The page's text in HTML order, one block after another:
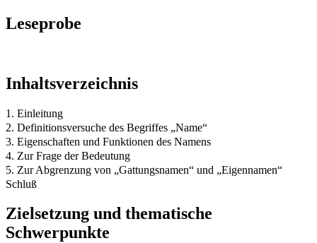
Leseprobe
Inhaltsverzeichnis
1. Einleitung
2. Definitionsversuche des Begriffes „Name“
3. Eigenschaften und Funktionen des Namens
4. Zur Frage der Bedeutung
5. Zur Abgrenzung von „Gattungsnamen“ und „Eigennamen“
Schluß
Zielsetzung und thematische
Schwerpunkte